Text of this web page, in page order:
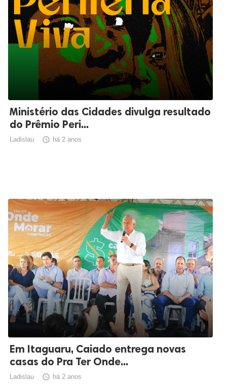
Ministério das Cidades divulga resultado
do Prêmio Peri...
Ladislau  há 2 anos
Em Itaguaru, Caiado entrega novas
casas do Pra Ter Onde...
Ladislau  há 2 anos